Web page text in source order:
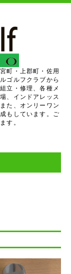
町・上郡町・佐用
ゴルフクラブから
立・修理、各種メ
、インドアレッス
た、オンリーワン
もしています。ご
す。